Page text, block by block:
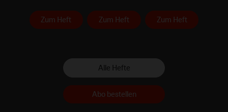
Zum Heft Zum Heft Zum Heft
Alle Hefte
Abo bestellen